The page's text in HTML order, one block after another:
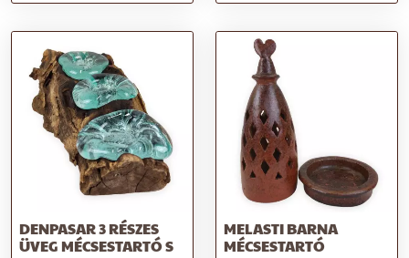
DENPASAR 3 RÉSZES
ÜVEG MÉCSESTARTÓ S
MELASTI BARNA
MÉCSESTARTÓ